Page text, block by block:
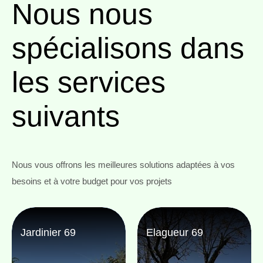
Nous nous
spécialisons dans
les services
suivants
Nous vous offrons les meilleures solutions adaptées à vos
besoins et à votre budget pour vos projets
Jardinier 69 Elagueur 69